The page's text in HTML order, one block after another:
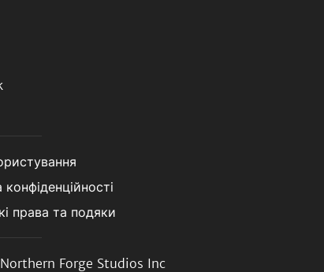
конфіденційності
права та подяки
Northern Forge Studios Inc